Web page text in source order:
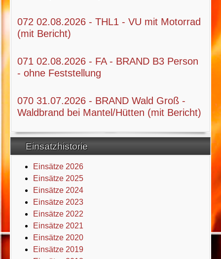
072 02.08.2026 - THL1 - VU mit Motorrad
(mit Bericht)
071 02.08.2026 - FA - BRAND B3 Person
- ohne Feststellung
070 31.07.2026 - BRAND Wald Groß -
Waldbrand bei Mantel/Hütten (mit Bericht)
Einsatzhistorie
Einsätze 2026
Einsätze 2025
Einsätze 2024
Einsätze 2023
Einsätze 2022
Einsätze 2021
Einsätze 2020
Einsätze 2019